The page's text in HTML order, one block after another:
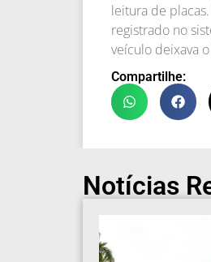
leitura de
registrado no
veículo deixava
Compartilhe:
Notícias